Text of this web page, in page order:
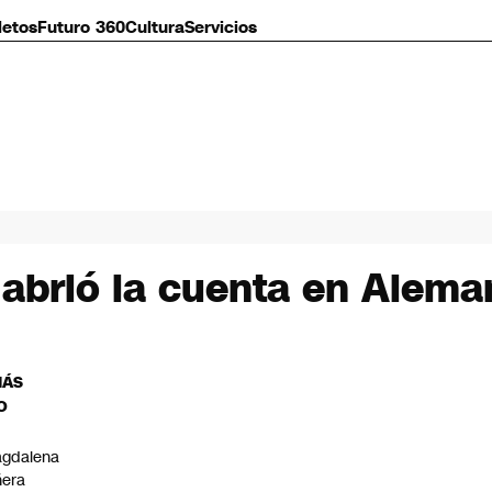
Futuro 360CulturaServicios
la cuenta en